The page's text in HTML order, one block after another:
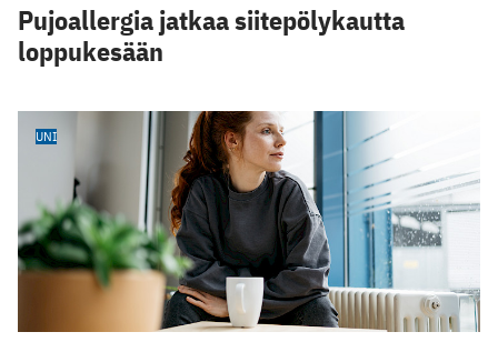
Pujoallergia jatkaa siitepölykautta
loppukesään
UNI